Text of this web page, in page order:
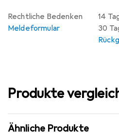
14
30
Rechtliche Bedenken
Meldeformular
Produkte
Ähnliche Produkte